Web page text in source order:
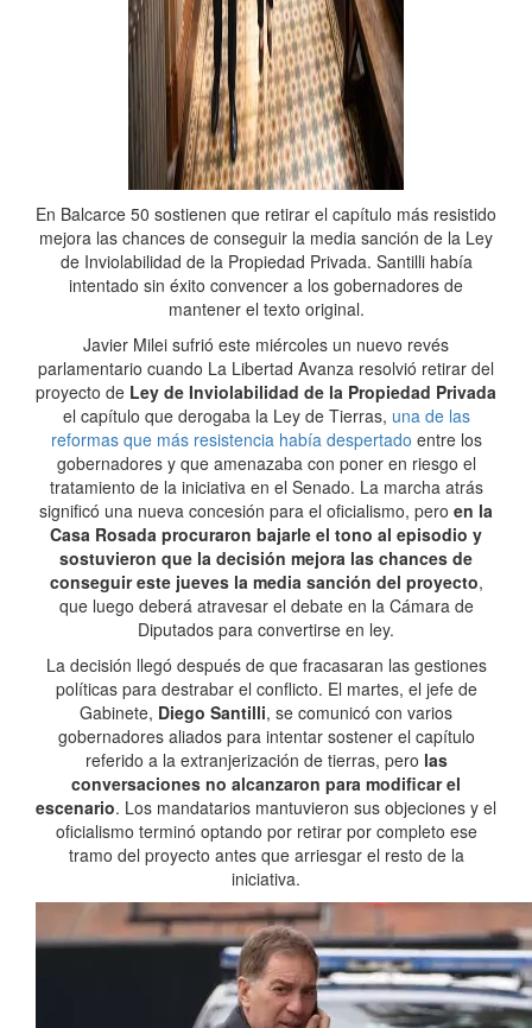
En Balcarce 50 sostienen que retirar el capítulo más resistido
mejora las chances de conseguir la media sanción de la Ley
de Inviolabilidad de la Propiedad Privada. Santilli había
intentado sin éxito convencer a los gobernadores de
mantener el texto original.
Javier Milei sufrió este miércoles un nuevo revés
parlamentario cuando La Libertad Avanza resolvió retirar del
proyecto de Ley de Inviolabilidad de la Propiedad Privada
el capítulo que derogaba la Ley de Tierras, una de las
reformas que más resistencia había despertado entre los
gobernadores y que amenazaba con poner en riesgo el
tratamiento de la iniciativa en el Senado. La marcha atrás
significó una nueva concesión para el oficialismo, pero en la
Casa Rosada procuraron bajarle el tono al episodio y
sostuvieron que la decisión mejora las chances de
conseguir este jueves la media sanción del proyecto,
que luego deberá atravesar el debate en la Cámara de
Diputados para convertirse en ley.
La decisión llegó después de que fracasaran las gestiones
políticas para destrabar el conflicto. El martes, el jefe de
Gabinete, Diego Santilli, se comunicó con varios
gobernadores aliados para intentar sostener el capítulo
referido a la extranjerización de tierras, pero las
conversaciones no alcanzaron para modificar el
escenario. Los mandatarios mantuvieron sus objeciones y el
oficialismo terminó optando por retirar por completo ese
tramo del proyecto antes que arriesgar el resto de la
iniciativa.